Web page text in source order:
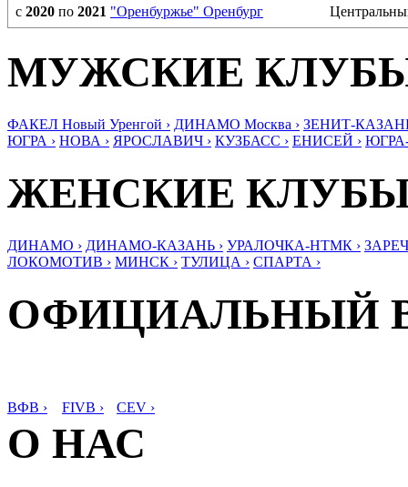
с 2020 по 2021 "Оренбуржье" Оренбург
МУЖСКИЕ
ФАКЕЛ Новый Уренгой › ДИНАМО Москва › ЗЕНИТ-
ЮГРА › НОВА › ЯРОСЛАВИЧ › КУЗБАСС › ЕНИСЕЙ ›
ЖЕНСКИЕ
ДИНАМО › ДИНАМО-КАЗАНЬ › УРАЛОЧКА-НТМК ›
ЛОКОМОТИВ › МИНСК › ТУЛИЦА › СПАРТА ›
ОФИЦИАЛЬНЫЙ
ВФВ › FIVB › CEV ›
О НАС